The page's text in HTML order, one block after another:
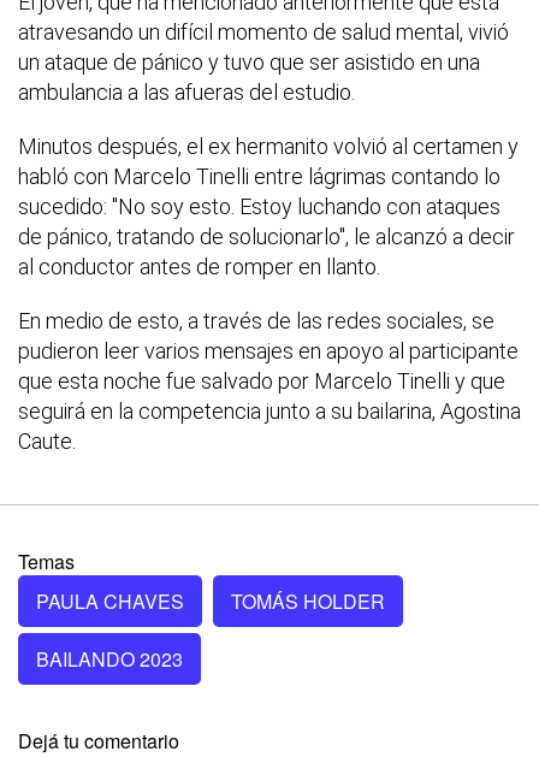
atravesando un difícil momento de salud mental, vivió
un ataque de pánico y tuvo que ser asistido en una
ambulancia a las afueras del estudio.
Minutos después, el ex hermanito volvió al certamen y
habló con Marcelo Tinelli entre lágrimas contando lo
sucedido: "No soy esto. Estoy luchando con ataques
de pánico, tratando de solucionarlo", le alcanzó a decir
al conductor antes de romper en llanto.
En medio de esto, a través de las redes sociales, se
pudieron leer varios mensajes en apoyo al participante
que esta noche fue salvado por Marcelo Tinelli y que
seguirá en la competencia junto a su bailarina, Agostina
Caute.
Temas
PAULA CHAVES
TOMÁS HOLDER
BAILANDO 2023
Dejá tu comentario